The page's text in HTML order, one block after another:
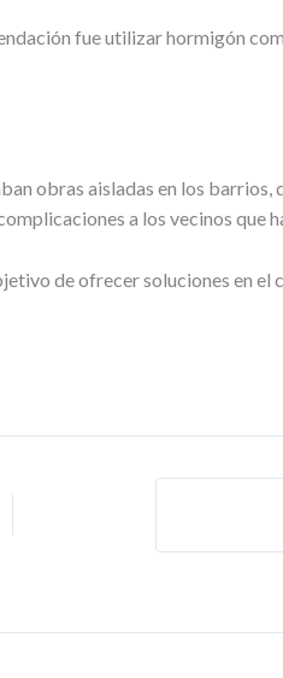
fue utilizar hormigón
obras aisladas en los
a los vecinos que
de ofrecer soluciones en el